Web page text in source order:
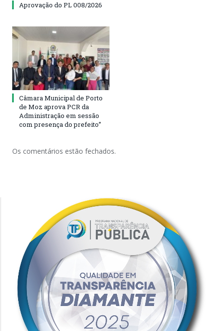
Aprovação do PL 008/2026
Câmara Municipal de Porto
de Moz aprova PCR da
Administração em sessão
com presença do prefeito”
Os comentários estão fechados.